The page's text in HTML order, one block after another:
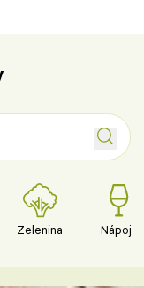
Zelenina Nápoje